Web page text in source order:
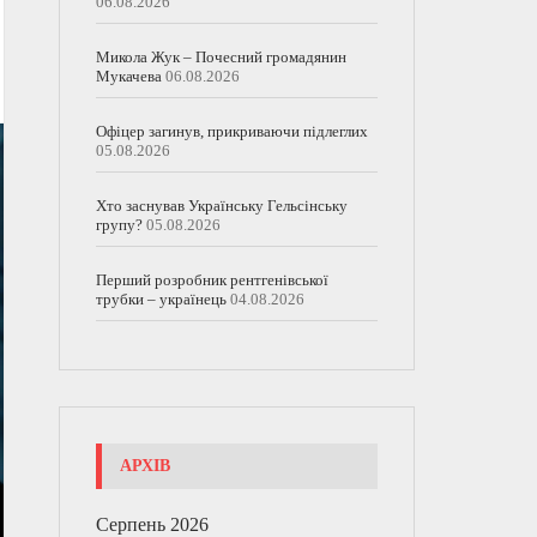
Микола Жук – Почесний громадянин
Мукачева 06.08.2026
Офіцер загинув, прикриваючи підлеглих
05.08.2026
Хто заснував Українську Гельсінську
групу? 05.08.2026
Перший розробник рентгенівської
трубки – українець 04.08.2026
АРХІВ
Серпень 2026